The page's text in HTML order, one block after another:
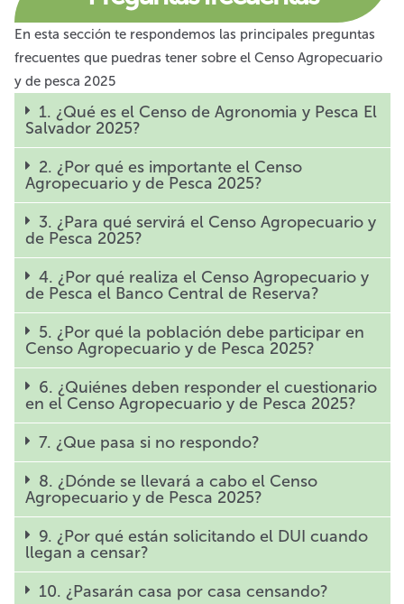
En esta sección te respondemos las principales preguntas
frecuentes que puedras tener sobre el Censo Agropecuario
y de pesca 2025
1. ¿Qué es el Censo de Agronomia y Pesca El
Salvador 2025?
2. ¿Por qué es importante el Censo
Agropecuario y de Pesca 2025?
3. ¿Para qué servirá el Censo Agropecuario y
de Pesca 2025?
4. ¿Por qué realiza el Censo Agropecuario y
de Pesca el Banco Central de Reserva?
5. ¿Por qué la población debe participar en
Censo Agropecuario y de Pesca 2025?
6. ¿Quiénes deben responder el cuestionario
en el Censo Agropecuario y de Pesca 2025?
7. ¿Que pasa si no respondo?
8. ¿Dónde se llevará a cabo el Censo
Agropecuario y de Pesca 2025?
9. ¿Por qué están solicitando el DUI cuando
llegan a censar?
10. ¿Pasarán casa por casa censando?